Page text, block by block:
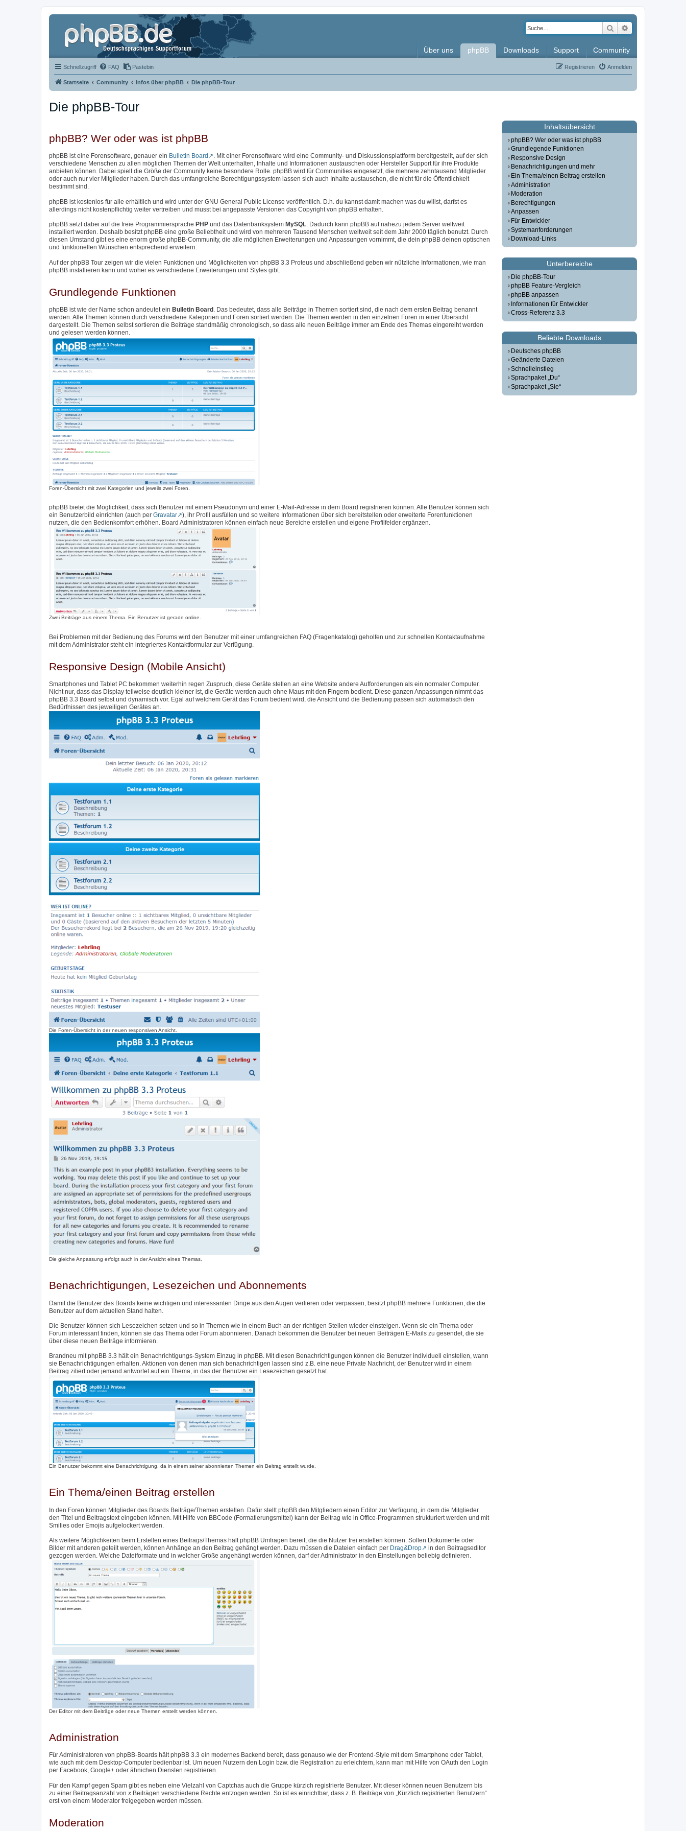
Suche
Über uns phpBB Downloads Support Community
Schnellzugriff FAQ Pastebin Anmelden
Registrieren
Startseite Community Infos über phpBB Die phpBB-Tour
Die phpBB-Tour
phpBB? Wer oder was ist phpBB
phpBB ist eine Forensoftware, genauer ein Bulletin Board
. Mit einer Forensoftware wird eine Community- und Diskussionsplattform bereitgestellt, auf der sich
verschiedene Menschen zu allen möglichen Themen der Welt unterhalten, Inhalte und Informationen austauschen oder Hersteller Support für ihre Produkte
anbieten können. Dabei spielt die Größe der Community keine besondere Rolle. phpBB wird für Communities eingesetzt, die mehrere zehntausend Mitglieder
oder auch nur vier Mitglieder haben. Durch das umfangreiche Berechtigungssystem lassen sich auch Inhalte austauschen, die nicht für die Öffentlichkeit
bestimmt sind.
phpBB ist kostenlos für alle erhältlich und wird unter der GNU General Public License veröffentlich. D.h. du kannst damit machen was du willst, darfst es
allerdings nicht kostenpflichtig weiter vertreiben und musst bei angepasste Versionen das Copyright von phpBB erhalten.
phpBB setzt dabei auf die freie Programmiersprache PHP und das Datenbanksystem MySQL. Dadurch kann phpBB auf nahezu jedem Server weltweit
installiert werden. Deshalb besitzt phpBB eine große Beliebtheit und wird von mehreren Tausend Menschen weltweit seit dem Jahr 2000 täglich benutzt. Durch
diesen Umstand gibt es eine enorm große phpBB-Community, die alle möglichen Erweiterungen und Anpassungen vornimmt, die dein phpBB deinen optischen
und funktionellen Wünschen entsprechend erweitern.
Auf der phpBB Tour zeigen wir die vielen Funktionen und Möglichkeiten von phpBB 3.3 Proteus und abschließend geben wir nützliche Informationen, wie man
phpBB installieren kann und woher es verschiedene Erweiterungen und Styles gibt.
Grundlegende Funktionen
phpBB ist wie der Name schon andeutet ein Bulletin Board . Das bedeutet, dass alle Beiträge in Themen sortiert sind, die nach dem ersten Beitrag benannt
werden. Alle Themen können durch verschiedene Kategorien und Foren sortiert werden. Die Themen werden in den einzelnen Foren in einer Übersicht
dargestellt. Die Themen selbst sortieren die Beiträge standmäßig chronologisch, so dass alle neuen Beiträge immer am Ende des Themas eingereiht werden
und gelesen werden können.
Foren-Übersicht mit zwei Kategorien und jeweils zwei Foren.
phpBB bietet die Möglichkeit, dass sich Benutzer mit einem Pseudonym und einer E-Mail-Adresse in dem Board registrieren können. Alle Benutzer können sich
ein Benutzerbild einrichten (auch per Gravatar
), ihr Profil ausfüllen und so weitere Informationen über sich bereitstellen oder erweiterte Forenfunktionen
nutzen, die den Bedienkomfort erhöhen. Board Administratoren können einfach neue Bereiche erstellen und eigene Profilfelder ergänzen.
Zwei Beiträge aus einem Thema. Ein Benutzer ist gerade online.
Bei Problemen mit der Bedienung des Forums wird den Benutzer mit einer umfangreichen FAQ (Fragenkatalog) geholfen und zur schnellen Kontaktaufnahme
mit dem Administrator steht ein integriertes Kontaktformular zur Verfügung.
Responsive Design (Mobile Ansicht)
Smartphones und Tablet PC bekommen weiterhin regen Zuspruch, diese Geräte stellen an eine Website andere Aufforderungen als ein normaler Computer.
Nicht nur, dass das Display teilweise deutlich kleiner ist, die Geräte werden auch ohne Maus mit den Fingern bedient. Diese ganzen Anpassungen nimmt das
phpBB 3.3 Board selbst und dynamisch vor. Egal auf welchem Gerät das Forum bedient wird, die Ansicht und die Bedienung passen sich automatisch den
Bedürfnissen des jeweiligen Gerätes an.
Die Foren-Übersicht in der neuen responsiven Ansicht.
Die gleiche Anpassung erfolgt auch in der Ansicht eines Themas.
Benachrichtigungen, Lesezeichen und Abonnements
Damit die Benutzer des Boards keine wichtigen und interessanten Dinge aus den Augen verlieren oder verpassen, besitzt phpBB mehrere Funktionen, die die
Benutzer auf dem aktuellen Stand halten.
Die Benutzer können sich Lesezeichen setzen und so in Themen wie in einem Buch an der richtigen Stellen wieder einsteigen. Wenn sie ein Thema oder
Forum interessant finden, können sie das Thema oder Forum abonnieren. Danach bekommen die Benutzer bei neuen Beiträgen E-Mails zu gesendet, die sie
über diese neuen Beiträge informieren.
Brandneu mit phpBB 3.3 hält ein Benachrichtigungs-System Einzug in phpBB. Mit diesen Benachrichtigungen können die Benutzer individuell einstellen, wann
sie Benachrichtigungen erhalten. Aktionen von denen man sich benachrichtigen lassen sind z.B. eine neue Private Nachricht, der Benutzer wird in einem
Beitrag zitiert oder jemand antwortet auf ein Thema, in das der Benutzer ein Lesezeichen gesetzt hat.
Ein Benutzer bekommt eine Benachrichtigung, da in einem seiner abonnierten Themen ein Beitrag erstellt wurde.
Ein Thema/einen Beitrag erstellen
In den Foren können Mitglieder des Boards Beiträge/Themen erstellen. Dafür stellt phpBB den Mitgliedern einen Editor zur Verfügung, in dem die Mitglieder
den Titel und Beitragstext eingeben können. Mit Hilfe von BBCode (Formatierungsmittel) kann der Beitrag wie in Office-Programmen strukturiert werden und mit
Smilies oder Emojis aufgelockert werden.
Als weitere Möglichkeiten beim Erstellen eines Beitrags/Themas hält phpBB Umfragen bereit, die die Nutzer frei erstellen können. Sollen Dokumente oder
Bilder mit anderen geteilt werden, können Anhänge an den Beitrag gehängt werden. Dazu müssen die Dateien einfach per Drag&Drop
in den Beitragseditor
gezogen werden. Welche Dateiformate und in welcher Größe angehängt werden können, darf der Administrator in den Einstellungen beliebig definieren.
Der Editor mit dem Beiträge oder neue Themen erstellt werden können.
Administration
Für Administratoren von phpBB-Boards hält phpBB 3.3 ein modernes Backend bereit, dass genauso wie der Frontend-Style mit dem Smartphone oder Tablet,
wie auch mit dem Desktop-Computer bedienbar ist. Um neuen Nutzern den Login bzw. die Registration zu erleichtern, kann man mit Hilfe von OAuth den Login
per Facebook, Google+ oder ähnichen Diensten registrieren.
Für den Kampf gegen Spam gibt es neben eine Vielzahl von Captchas auch die Gruppe kürzich registrierte Benutzer. Mit dieser können neuen Benutzern bis
zu einer Beitragsanzahl vonx Beiträgen verschiedene Rechte entzogen werden. So ist es einrichtbar, dass z. B. Beiträge von „Kürzlich registrierten Benutzern“
erst von einem Moderator freigegeben werden müssen.
Moderation
Inhaltsübersicht
phpBB? Wer oder was ist phpBB
Grundlegende Funktionen
Responsive Design
Benachrichtigungen und mehr
Ein Thema/einen Beitrag erstellen
Administration
Moderation
Berechtigungen
Anpassen
Für Entwickler
Systemanforderungen
Download-Links
Unterbereiche
Die phpBB-Tour
phpBB Feature-Vergleich
phpBB anpassen
Informationen für Entwickler
Cross-Referenz 3.3
Beliebte Downloads
Deutsches phpBB
Geänderte Dateien
Schnelleinstieg
Sprachpaket „Du“
Sprachpaket „Sie“